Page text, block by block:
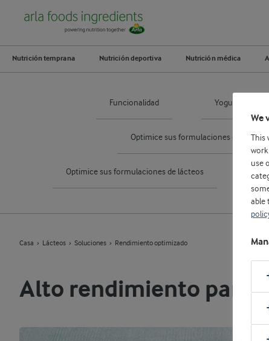
Nutrición temprana Nutrición deportiva Nutrición médica
Funcionalidad Yogur 11%
Optimice sus formulaciones de
Optimice sus formulaciones de lácteos
Casa Lácteos Soluciones Rendimiento optimizado
Alto rendimiento para
We
This
use
able